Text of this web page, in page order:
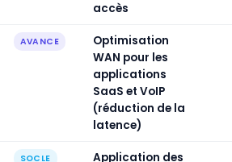
accès
AVANCE
Optimisation
WAN pour les
applications
SaaS et VoIP
(réduction de la
latence)
SOCLE
Application des